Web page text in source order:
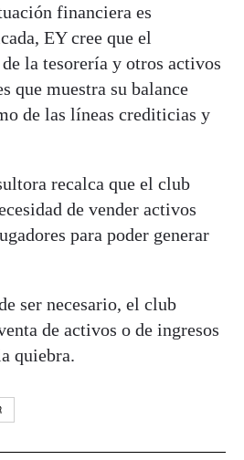
financiera es
EY cree que el
la tesorería y otros activos
que muestra su balance
de las líneas crediticias y
recalca que el club
de vender activos
para poder generar
ser necesario, el club
de activos o de ingresos
quiebra.